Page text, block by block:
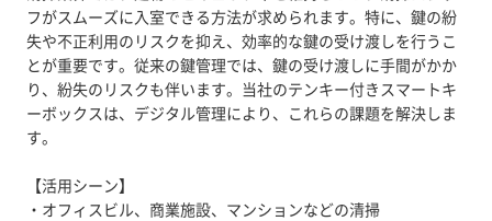
フがスムーズに入室できる方法が求められます。特に、鍵の紛
失や不正利用のリスクを抑え、効率的な鍵の受け渡しを行うこ
とが重要です。従来の鍵管理では、鍵の受け渡しに手間がかか
り、紛失のリスクも伴います。当社のテンキー付きスマートキ
ーボックスは、デジタル管理により、これらの課題を解決しま
す。
【活用シーン】
・オフィスビル、商業施設、マンションなどの清掃